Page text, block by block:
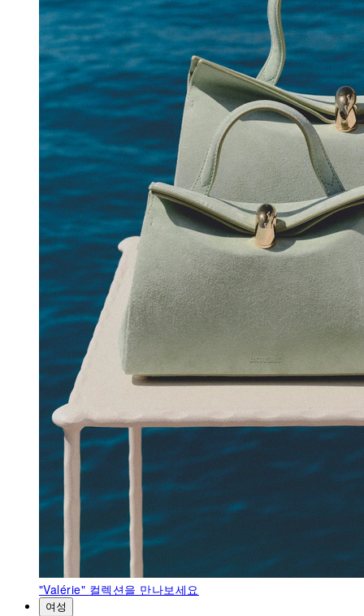
"Valérie" 컬렉션을 만나보세요
여성